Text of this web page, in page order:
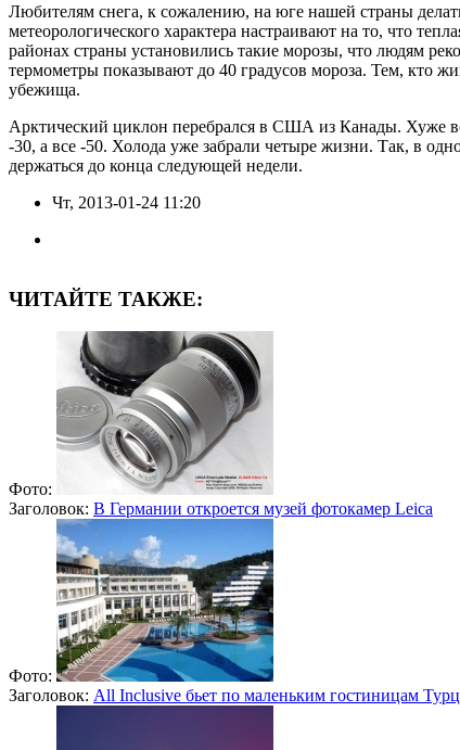
Любителям снега, к сожалению, на юге нашей страны
метеорологического характера настраивают на то, что
районах страны установились такие морозы, что людям
термометры показывают до 40 градусов мороза. Тем, кто
убежища.
Арктический циклон перебрался в США из Канады. Хуже
-30, а все -50. Холода уже забрали четыре жизни. Так, в
держаться до конца следующей недели.
Чт, 2013-01-24 11:20
ЧИТАЙТЕ ТАКЖЕ:
Фото:
Заголовок: В Германии откроется музей фотокамер Leica
Фото:
Заголовок: All Inclusive бьет по маленьким гостиницам